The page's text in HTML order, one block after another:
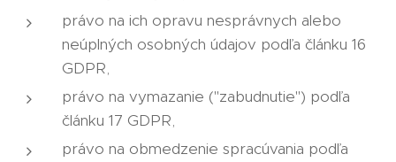
právo na ich opravu nesprávnych alebo
neúplných osobných údajov podľa článku 16
GDPR,
právo na vymazanie ("zabudnutie") podľa
článku 17 GDPR,
právo na obmedzenie spracúvania podľa